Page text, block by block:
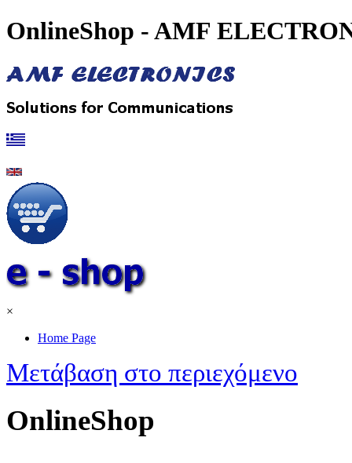
OnlineShop - AMF
×
Home Page
Μετάβαση στο περιεχόμενο
OnlineShop